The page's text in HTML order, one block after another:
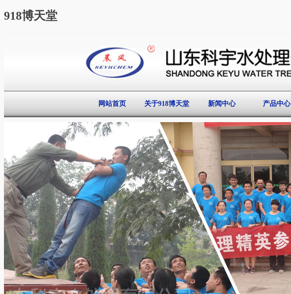
918博天堂
网站首页 关于918博天堂 新闻中心 产品中心